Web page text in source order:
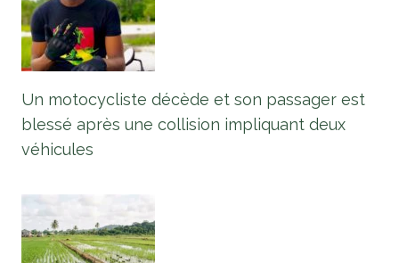
Un motocycliste décède et son passager est
blessé après une collision impliquant deux
véhicules